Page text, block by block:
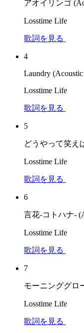
アオイリンゴ
Losstime Life
歌詞を見る
4
Laundry (Acoustic
Losstime Life
歌詞を見る
5
どうやって笑え
Losstime Life
歌詞を見る
6
言花-コトハナ-
Losstime Life
歌詞を見る
7
モーニンググロ
Losstime Life
歌詞を見る